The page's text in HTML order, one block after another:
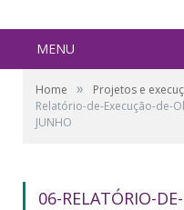
MENU
Home » Projetos e
Relatório-de-Execução-de-
JUNHO
06-RELATÓRIO-